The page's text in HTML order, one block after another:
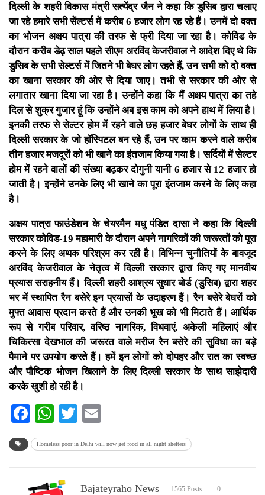
दिल्ली के शहरी विकास मंत्री सत्येंद्र जैन ने कहा कि डुसिब द्वारा चलाए
जा रहे हमारे सभी सेंल्टर्स में करीब 6 हजार लोग रह रहे हैं। उनमें दो वक्त
का भोजन अक्षय पात्रा की तरफ से फ्री दिया जा रहा है। कोविड के
दौरान करीब डेढ़ साल पहले सीएम अरविंद केजरीवाल ने आदेश दिए थे कि
डुसिब के सभी सेल्टर्स में जितने भी बेघर लोग रहते हैं, उन सभी को दो वक्त
का खाना सरकार की ओर से दिया जाए। तभी से सरकार की ओर से
लगातार खाना दिया जा रहा है। उन्होंने कहा कि मैं अक्षय पात्रा का तहे
दिल से शुक्र गुजार हूं कि उन्होंने अब इस काम को अपने हाथ में लिया है।
इनकी तरफ से सेल्टर होम में रहने वाले छह हजार बेघर लोगों के साथ ही
दिल्ली सरकार के जो हॉस्पिटल बन रहे हैं, उन पर काम करने वाले करीब
तीन हजार मजदूरों को भी खाने का इंतजाम किया गया है। सर्दियों में सेल्टर
होम में रहने वालों की संख्या बढ़कर दोगुनी यानी 6 हजार से 12 हजार हो
जाती है। इन्होंने उनके लिए भी खाने का पूरा इंतजाम करने के लिए कहा
है।
अक्षय पात्रा फाउंडेशन के चेयरमैन मधु पंडित दासा ने कहा कि दिल्ली
सरकार कोविड-19 महामारी के दौरान अपने नागरिकों की जरूरतों को पूरा
करने के लिए अथक परिश्रम कर रही है। विभिन्न चुनौतियों के बावजूद
अरविंद केजरीवाल के नेतृत्व में दिल्ली सरकार द्वारा किए गए मानवीय
प्रयास सराहनीय हैं। दिल्ली शहरी आश्रय सुधार बोर्ड (डुसिब) द्वारा शहर
भर में स्थापित रैन बसेरे इन प्रयासों के उदाहरण हैं। रैन बसेरे बेघरों को
मुफ्त आवास प्रदान करते हैं और उनकी भूख को भी मिटाते हैं। आर्थिक
रूप से गरीब परिवार, वरिष्ठ नागरिक, विधवाएं, अकेली महिलाएं और
चिकित्सा देखभाल की जरूरत वाले मरीज रैन बसेरे की सुविधा का बड़े
पैमाने पर उपयोग करते हैं। हमें इन लोगों को दोपहर और रात का स्वच्छ
और पौष्टिक भोजन खिलाने के लिए दिल्ली सरकार के साथ साझेदारी
करके खुशी हो रही है।
Facebook
WhatsApp
Twitter
Homeless poor in Delhi will now get food in all night shelters
Bajateyraho News 1565 Posts 0